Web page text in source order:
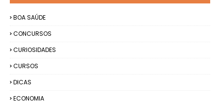
BOA SAÚDE
CONCURSOS
CURIOSIDADES
CURSOS
DICAS
ECONOMIA